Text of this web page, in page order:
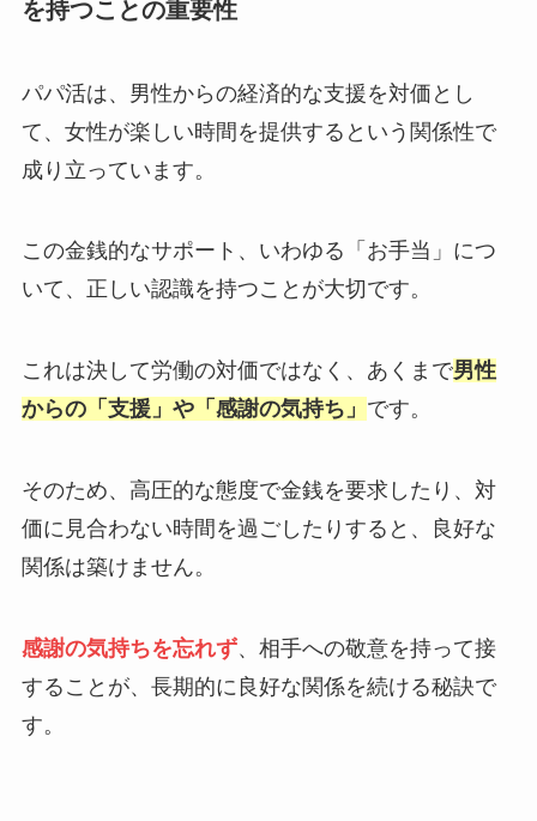
を持つことの重要性
パパ活は、男性からの経済的な支援を対価とし
て、女性が楽しい時間を提供するという関係性で
成り立っています。
この金銭的なサポート、いわゆる「お手当」につ
いて、正しい認識を持つことが大切です。
これは決して労働の対価ではなく、あくまで男性
からの「支援」や「感謝の気持ち」 です。
そのため、高圧的な態度で金銭を要求したり、対
価に見合わない時間を過ごしたりすると、良好な
関係は築けません。
感謝の気持ちを忘れず、相手への敬意を持って接
することが、長期的に良好な関係を続ける秘訣で
す。